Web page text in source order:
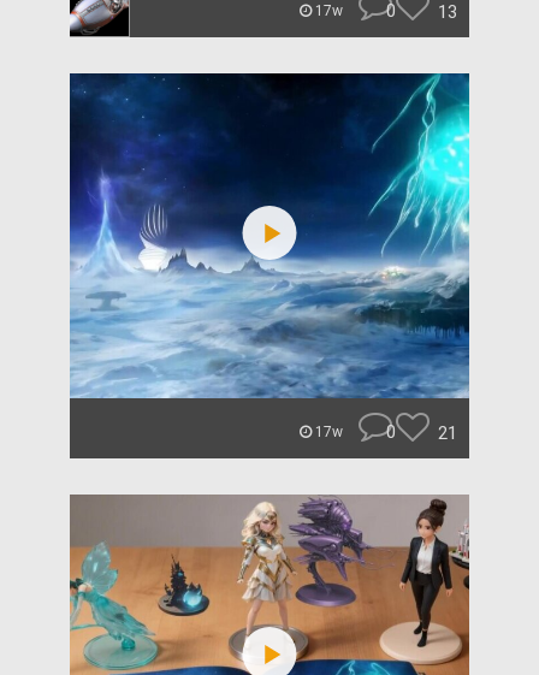
17w 0 13
17w 0 21